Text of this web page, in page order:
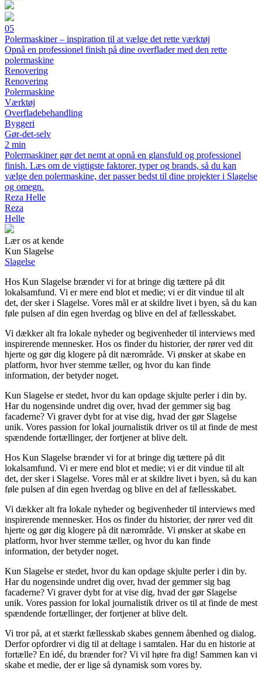
05
Polermaskiner – inspiration til at vælge det rette værktøj
Opnå en professionel finish på dine overflader med den rette
polermaskine
Renovering
Renovering
Polermaskine
Værktøj
Overfladebehandling
Byggeri
Gør-det-selv
2 min
Polermaskiner gør det nemt at opnå en glansfuld og professionel
finish. Læs om de vigtigste faktorer, typer og brands, så du kan
vælge den polermaskine, der passer bedst til dine projekter i Slagelse
og omegn.
Reza Helle
Reza
Helle
Lær os at kende
Kun Slagelse
Slagelse
Hos Kun Slagelse brænder vi for at bringe dig tættere på dit
lokalsamfund. Vi er mere end blot et medie; vi er dit vindue til alt
det, der sker i Slagelse. Vores mål er at skildre livet i byen, så du kan
føle pulsen af din egen hverdag og blive en del af fællesskabet.
Vi dækker alt fra lokale nyheder og begivenheder til interviews med
inspirerende mennesker. Hos os finder du historier, der rører ved dit
hjerte og gør dig klogere på dit nærområde. Vi ønsker at skabe en
platform, hvor hver stemme tæller, og hvor du kan finde
information, der betyder noget.
Kun Slagelse er stedet, hvor du kan opdage skjulte perler i din by.
Har du nogensinde undret dig over, hvad der gemmer sig bag
facaderne? Vi graver dybt for at vise dig, hvad der gør Slagelse
unik. Vores passion for lokal journalistik driver os til at finde de mest
spændende fortællinger, der fortjener at blive delt.
Hos Kun Slagelse brænder vi for at bringe dig tættere på dit
lokalsamfund. Vi er mere end blot et medie; vi er dit vindue til alt
det, der sker i Slagelse. Vores mål er at skildre livet i byen, så du kan
føle pulsen af din egen hverdag og blive en del af fællesskabet.
Vi dækker alt fra lokale nyheder og begivenheder til interviews med
inspirerende mennesker. Hos os finder du historier, der rører ved dit
hjerte og gør dig klogere på dit nærområde. Vi ønsker at skabe en
platform, hvor hver stemme tæller, og hvor du kan finde
information, der betyder noget.
Kun Slagelse er stedet, hvor du kan opdage skjulte perler i din by.
Har du nogensinde undret dig over, hvad der gemmer sig bag
facaderne? Vi graver dybt for at vise dig, hvad der gør Slagelse
unik. Vores passion for lokal journalistik driver os til at finde de mest
spændende fortællinger, der fortjener at blive delt.
Vi tror på, at et stærkt fællesskab skabes gennem åbenhed og dialog.
Derfor opfordrer vi dig til at deltage i samtalen. Har du en historie at
fortælle? En idé, du brænder for? Vi vil høre fra dig! Sammen kan vi
skabe et medie, der er lige så dynamisk som vores by.